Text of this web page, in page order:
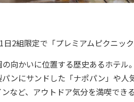
2組限定で「プレミアムピクニック
向かいに位置する歴史あるホテル
ンにサンドした「ナポパン」や人
など、アウトドア気分を満喫でき